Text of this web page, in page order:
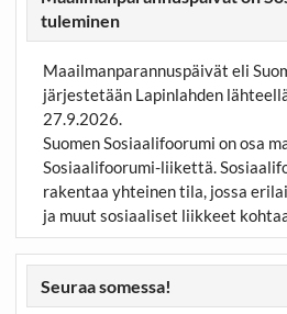
tuleminen
Maailmanparannuspäivät eli
järjestetään Lapinlahden
27.9.2026.
Suomen Sosiaalifoorumi on osa
Sosiaalifoorumi-liikettä.
rakentaa yhteinen tila, jossa
ja muut sosiaaliset liikkeet
Seuraa somessa!